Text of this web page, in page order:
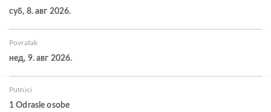
суб, 8. авг 2026.
Povratak
нед, 9. авг 2026.
Putnici
1 Odrasle osobe